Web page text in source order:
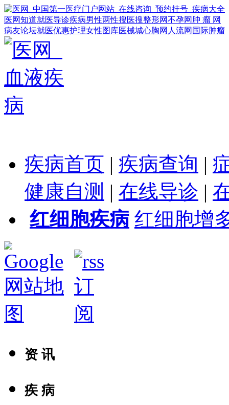
医网知道就医导诊疾病男性两性搜医搜整形网不孕网 肿 瘤 网
病友论坛就医优惠护理女性图库医械城心胸网 人流网 国际肿瘤
疾病首页 | 疾病查询 |
健康自测 | 在线导诊 |
红细胞疾病 红细胞增
资 讯
疾 病